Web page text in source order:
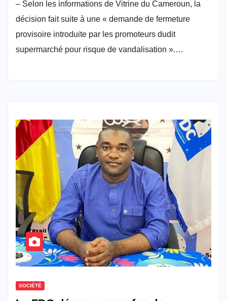
– Selon les informations de Vitrine du Cameroun, la
décision fait suite à une « demande de fermeture
provisoire introduite par les promoteurs dudit
supermarché pour risque de vandalisation ».…
SOCIÉTÉ